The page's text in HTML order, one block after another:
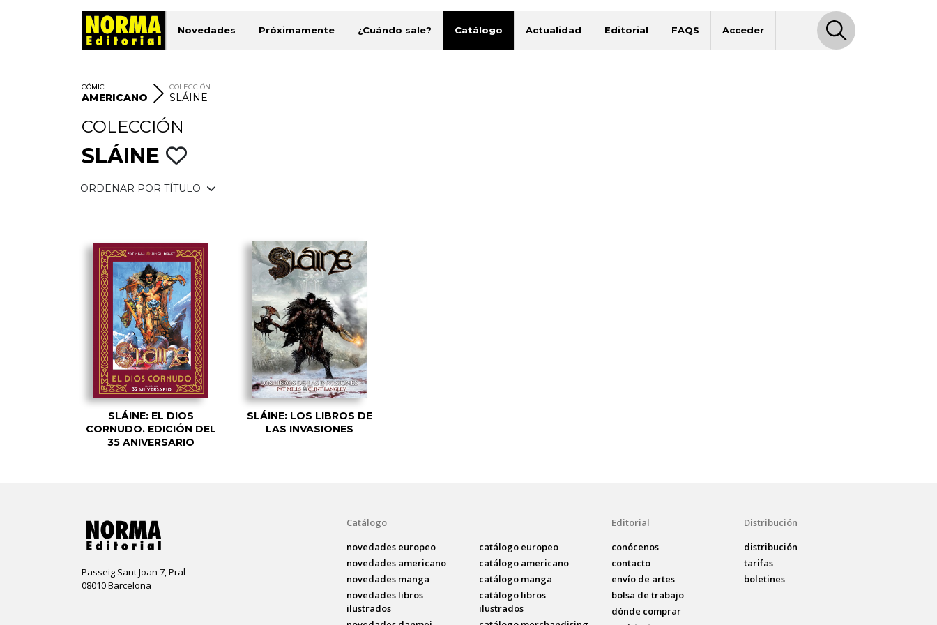
Novedades Próximamente ¿Cuándo sale? Catálogo Actualidad Editorial FAQS Acceder
CÓMIC
AMERICANO
COLECCIÓN
SLÁINE
COLECCIÓN
SLÁINE
ORDENAR POR TÍTULO
SLÁINE: EL DIOS
CORNUDO. EDICIÓN DEL
35 ANIVERSARIO
SLÁINE: LOS LIBROS DE
LAS INVASIONES
Passeig Sant Joan 7, Pral
08010 Barcelona
Catálogo
novedades europeo
novedades americano
novedades manga
novedades libros
ilustrados
catálogo europeo
catálogo americano
catálogo manga
catálogo libros
ilustrados
Editorial
conócenos
contacto
envío de artes
bolsa de trabajo
dónde comprar
Distribución
distribución
tarifas
boletines